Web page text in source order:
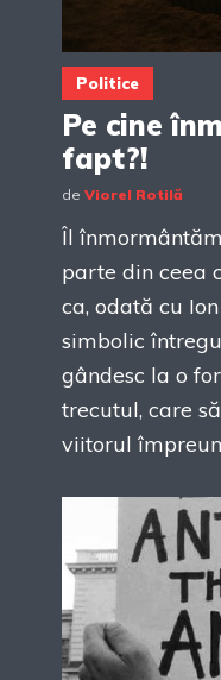
Politice
Pe cine
fapt?!
de Viorel Rotilă
Îl
parte din ceea
ca, odată cu
simbolic
gândesc la o
trecutul, care
viitorul